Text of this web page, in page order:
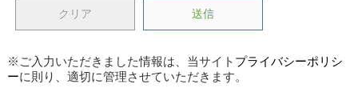
※ご入力いただきました情報は、当サイト プライバシーポリシ
ーに則り、適切に管理させていただきます。